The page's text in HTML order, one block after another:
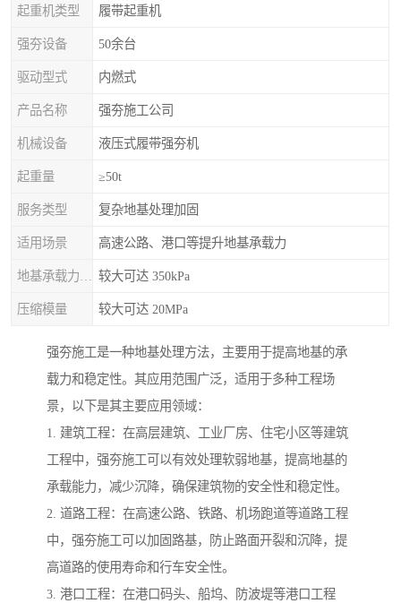
起重机类型 履带起重机
强夯设备 50余台
驱动型式 内燃式
产品名称 强夯施工公司
机械设备 液压式履带强夯机
起重量 ≥50t
服务类型 复杂地基处理加固
适用场景 高速公路、港口等提升地基承载力
较大可达 350kPa
压缩模量 较大可达 20MPa
强夯施工是一种地基处理方法，主要用于提高地基的承
载力和稳定性。其应用范围广泛，适用于多种工程场
景，以下是其主要应用领域：
1. 建筑工程：在高层建筑、工业厂房、住宅小区等建筑
工程中，强夯施工可以有效处理软弱地基，提高地基的
承载能力，减少沉降，确保建筑物的安全性和稳定性。
2. 道路工程：在高速公路、铁路、机场跑道等道路工程
中，强夯施工可以加固路基，防止路面开裂和沉降，提
高道路的使用寿命和行车安全性。
3. 港口工程：在港口码头、船坞、防波堤等港口工程